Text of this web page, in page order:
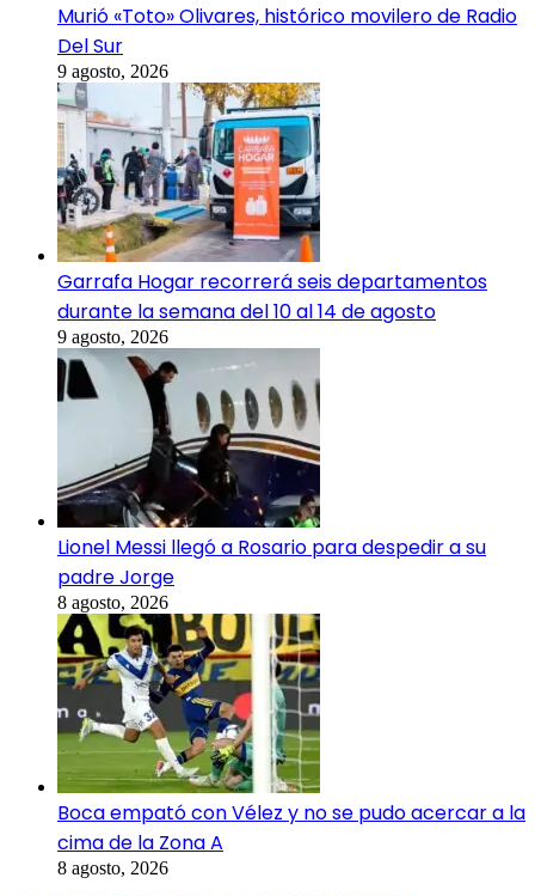
Murió «Toto» Olivares, histórico movilero de Radio
Del Sur
9 agosto, 2026
Garrafa Hogar recorrerá seis departamentos
durante la semana del 10 al 14 de agosto
9 agosto, 2026
Lionel Messi llegó a Rosario para despedir a su
padre Jorge
8 agosto, 2026
Boca empató con Vélez y no se pudo acercar a la
cima de la Zona A
8 agosto, 2026